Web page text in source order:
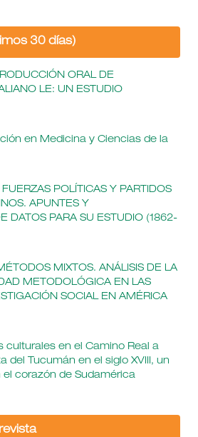
30 días)
ORAL DE
LE: UN ESTUDIO
en Medicina y Ciencias de la
POLÍTICAS Y PARTIDOS
APUNTES Y
DATOS PARA SU ESTUDIO (1862-
MIXTOS. ANÁLISIS DE LA
METODOLÓGICA EN LAS
SOCIAL EN AMÉRICA
culturales en el Camino Real a
del Tucumán en el siglo XVIII, un
el corazón de Sudamérica